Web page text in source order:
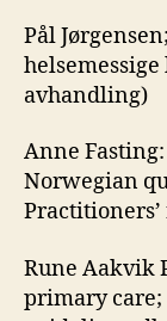
Pål Jørgensen;
avhandling)
Anne Fasting:
Norwegian
Practitioners’
Rune Aakvik
primary care;